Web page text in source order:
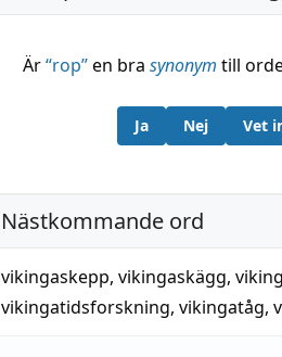
Är“rop”en bra synonym till
Ja Nej Vet
Nästkommande ord
vikingaskepp, vikingaskägg,
vikingatidsforskning, vikingatåg,